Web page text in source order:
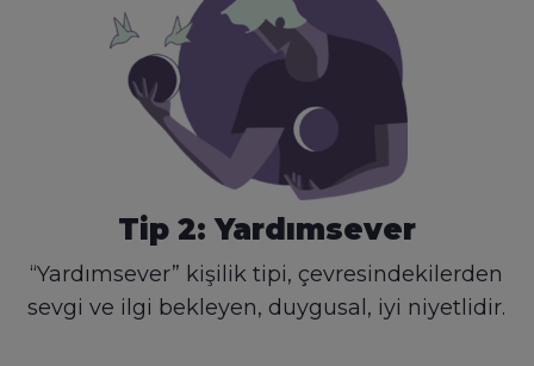
Tip 2: Yardımsever
“Yardımsever” kişilik tipi, çevresindekilerden
sevgi ve ilgi bekleyen, duygusal, iyi niyetlidir.